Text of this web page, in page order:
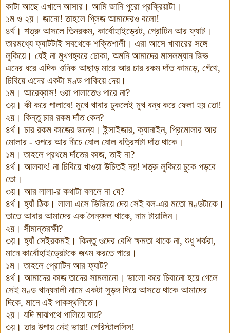
কাটা আছে এখানে আসার । আমি জানি পুরো প্রক্রিয়াটা ।
১ম ও ২য়। জানো!তাহলে প্লিজ আমাদেরও বলো!
৪র্থ। শত্রু আসলে তিনরকম, কার্বোহাইড্রেট, প্রোটিন আর ফ্যাট ।
তারমধ্যে ফ্যাটটাই সবথেকে শক্তিশালী। এরা আসে খাবারের সঙ্গে
লুকিয়ে। যেই না মুখগহ্বরে ঢোকা, অমনি আমাদের মাসলম্যান জিভ
এদের ধরে এদিক ওদিক আছাড় মারে আর চার রকম দাঁত কামড়ে, গেঁথে,
চিবিয়ে এদের একটা মণ্ড পাকিয়ে দেয়।
১ম । আরেব্বাস! ওরা পালাতেও পারে না?
৩য়। কী করে পালাবে! মুখে খাবার ঢুকলেই মুখ বন্ধ করে ফেলা হয় তো!
২য়। কিন্তু চার রকম দাঁত কেন?
৪র্থ। চার রকম কাজের জন্যে। ইন্সাইজার,ক্যানাইন, প্রিমোলার আর
মোলার - ওপরে আর নীচে ষোল ষোল বত্রিশটা দাঁত থাকে ।
১ম । তাহলে প্রথমে দাঁতের কাজ,তাই না?
৪র্থ। আলবাৎ! না চিবিয়ে খাওয়া উচিতই নয়! শত্রু লুকিয়ে ঢুকে পড়বে
তো ।
৩য়। আর লালা-র কথাটা বললে না যে?
৪র্থ। হ্যাঁ ঠিক । লালা এসে ভিজিয়ে দেয় সেই বল-এর মতো মণ্ডটাকে ।
তাতে আবার আমাদের এক সৈন্যদল থাকে, নাম টায়ালিন।
২য়। সীমান্তরক্ষী?
৩য়। হ্যাঁ সেইরকমই । কিন্তু ওদের বেশি ক্ষমতা থাকে না,শুধু শর্করা,
মানে কার্বোহাইড্রেটকে জখম করতে পারে ।
১ম । তাহলে প্রোটিন আর ফ্যাট?
৪র্থ। আমাদের কাজ তাদের সামলানো । ভালো করে চিবানো হয়ে গেলে
সেই মণ্ড খাদ্যনালী নামে একটা সুড়ঙ্গ দিয়ে আসতে থাকে আমাদের
দিকে, মানে এই পাকস্থলিতে।
২য়। যদি মাঝপথে পালিয়ে যায়?
৩য়। তার উপায় নেই ভায়া! পেরিস্টালসিস!